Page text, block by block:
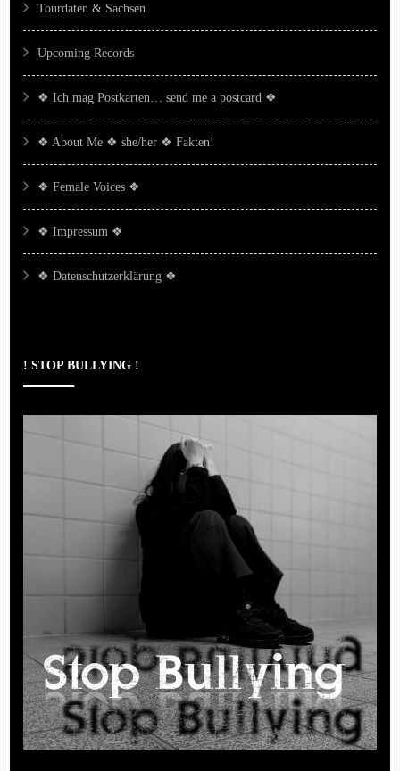
Tourdaten & Sachsen
Upcoming Records
❖ Ich mag Postkarten… send me a postcard ❖
❖ About Me ❖ she/her ❖ Fakten!
❖ Female Voices ❖
❖ Impressum ❖
❖ Datenschutzerklärung ❖
! STOP BULLYING !